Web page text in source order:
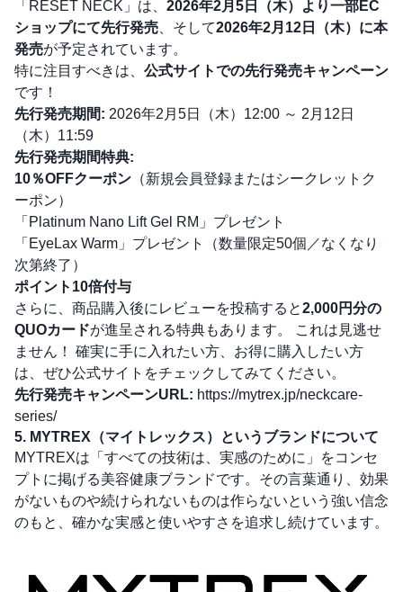
「RESET NECK」は、 2026年2月5日（木）より一部EC
ショップにて先行発売 、そして2026年2月12日（木）に本
発売が予定されています。
特に注目すべきは、 公式サイトでの先行発売キャンペーン
です！
先行発売期間: 2026年2月5日（木）12:00 ～ 2月12日
（木）11:59
先行発売期間特典:
10％OFFクーポン （新規会員登録またはシークレットク
ーポン）
「Platinum Nano Lift Gel RM」プレゼント
「EyeLax Warm」プレゼント（数量限定50個／なくなり
次第終了）
ポイント10倍付与
さらに、商品購入後にレビューを投稿すると2,000円分の
QUOカードが進呈される特典もあります。 これは見逃せ
ません！ 確実に手に入れたい方、お得に購入したい方
は、ぜひ公式サイトをチェックしてみてください。
先行発売キャンペーンURL: https://mytrex.jp/neckcare-
series/
5. MYTREX（マイトレックス）というブランドについて
MYTREXは「すべての技術は、実感のために」をコンセ
プトに掲げる美容健康ブランドです。その言葉通り、効果
がないものや続けられないものは作らないという強い信念
のもと、確かな実感と使いやすさを追求し続けています。